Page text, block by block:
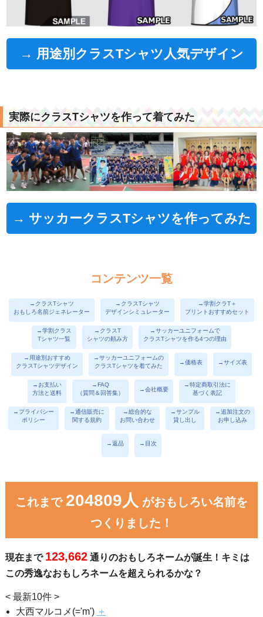
→ 用途別クラスTシャツ人気デザイン
実際にクラスTシャツを作って着てみた
→ サッカークラスTシャツを作ってみた
コンテンツ一覧
→クラスTシャツ
おもしろ名前ジェネレーター
→クラスTシャツ
デザインシミュレーター
→学割クラT＋
プリントおすすめセット
→学割クラス
Tシャツ一覧
→クラスT
シャツの頼み方
→サッカーユニフォームで
クラスTシャツを作る4つの理由
→用途別おすすめ
クラスTシャツデザイン
→サッカーユニフォームの
クラスTシャツを着てみた
→価格表 →サイズ表
→お支払い
方法と送料
→FAQ
（質問＆回答集）
→会社概要
→特定商取引法に
基づく表記
→プライバシー
ポリシー
→通信販売に
関する規約
→総合的な
お問い合わせ
→サンプル
貸し出し
→追加注文の
お申し込み
→返品 →目次
これまで 204809人 がおもしろい名前を
つくりました！
現在まで 123,662通りのおもしろネームが誕生！キミは
この秀逸なおもしろネームを超えられるかな？
< 最新10件 >
大西マルコメ(='m') ＋